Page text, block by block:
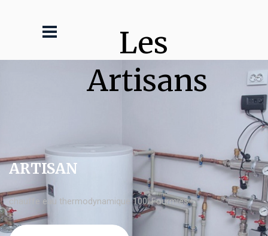
Les
Artisans
ARTISAN
chauffe eau thermodynamique 100l Fourmies